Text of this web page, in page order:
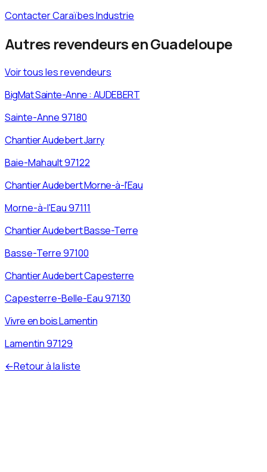
Contacter Caraïbes Industrie
Autres revendeurs enGuadeloupe
Voir tous les revendeurs
BigMat Sainte-Anne : AUDEBERT
Sainte-Anne97180
Chantier Audebert Jarry
Baie-Mahault97122
Chantier Audebert Morne-à-l'Eau
Morne-à-l'Eau97111
Chantier Audebert Basse-Terre
Basse-Terre97100
Chantier Audebert Capesterre
Capesterre-Belle-Eau97130
Vivre en bois Lamentin
Lamentin97129
←Retour à la liste